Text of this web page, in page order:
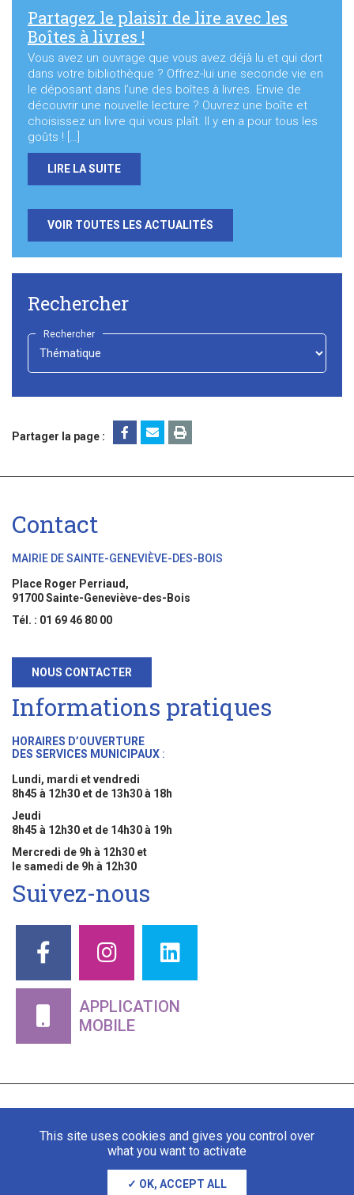
Partagez le plaisir de lire avec les
Boîtes à livres !
Vous avez un ouvrage que vous avez déjà lu et qui dort
dans votre bibliothèque ? Offrez-lui une seconde vie en
le déposant dans l’une des boîtes à livres. Envie de
découvrir une nouvelle lecture ? Ouvrez une boîte et
choisissez un livre qui vous plaît. Il y en a pour tous les
goûts ! […]
LIRE LA SUITE
VOIR TOUTES LES ACTUALITÉS
Rechercher
Rechercher
Choisir
Partager la page :
Contact
MAIRIE DE SAINTE-GENEVIÈVE-DES-BOIS
Place Roger Perriaud,
91700 Sainte-Geneviève-des-Bois
Tél. : 01 69 46 80 00
NOUS CONTACTER
Informations pratiques
HORAIRES D’OUVERTURE
DES SERVICES MUNICIPAUX :
Lundi, mardi et vendredi
8h45 à 12h30 et de 13h30 à 18h
Jeudi
8h45 à 12h30 et de 14h30 à 19h
Mercredi de 9h à 12h30 et
le samedi de 9h à 12h30
Suivez-nous
APPLICATION
MOBILE
Mentions légales Gestion des cookies
This site uses cookies and gives you control over
what you want to activate
OK, ACCEPT ALL